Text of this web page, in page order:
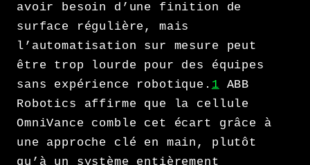
avoir besoin d’une finition de
surface régulière, mais
l’automatisation sur mesure peut
être trop lourde pour des équipes
sans expérience robotique. 1 ABB
Robotics affirme que la cellule
OmniVance comble cet écart grâce à
une approche clé en main, plutôt
qu’à un système entièrement